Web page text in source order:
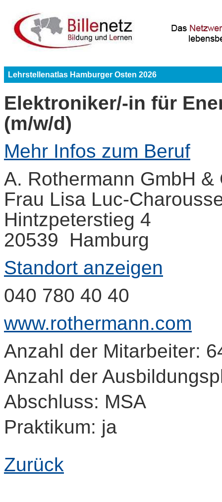
Lehrstellenatlas Hamburger Osten 2026
Elektroniker/-in für
(m/w/d)
Mehr Infos zum Beruf
A. Rothermann GmbH &
Frau Lisa Luc-
Hintzpeterstieg 4
20539 Hamburg
Standort anzeigen
040 780 40 40
www.rothermann.com
Anzahl der Mitarbeiter:
Anzahl der
Abschluss: MSA
Praktikum: ja
Zurück